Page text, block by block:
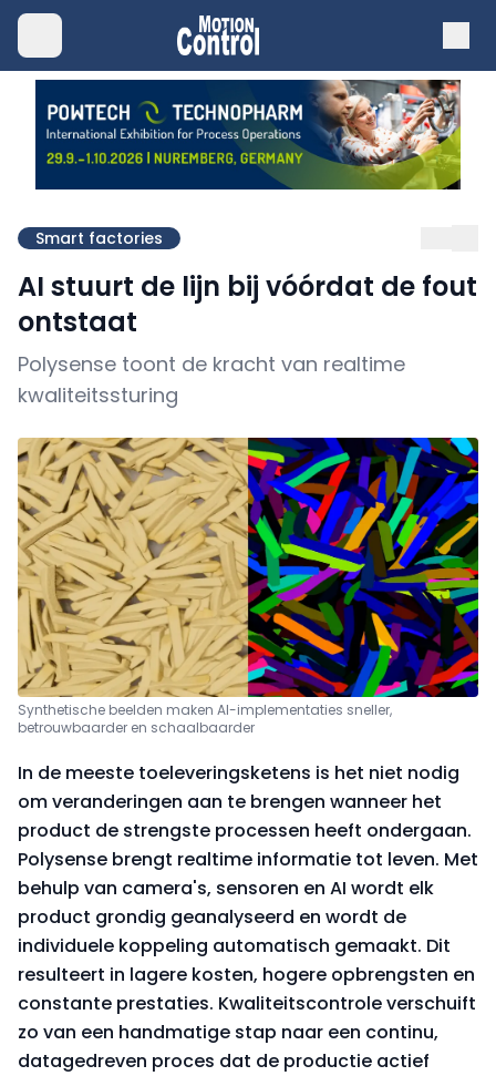
Smart factories
AI stuurt de lijn bij vóórdat de fout
ontstaat
Polysense toont de kracht van realtime
kwaliteitssturing
Synthetische beelden maken AI-implementaties sneller,
betrouwbaarder en schaalbaarder
In de meeste toeleveringsketens is het niet nodig
om veranderingen aan te brengen wanneer het
product de strengste processen heeft ondergaan.
Polysense brengt realtime informatie tot leven. Met
behulp van camera's, sensoren en AI wordt elk
product grondig geanalyseerd en wordt de
individuele koppeling automatisch gemaakt. Dit
resulteert in lagere kosten, hogere opbrengsten en
constante prestaties. Kwaliteitscontrole verschuift
zo van een handmatige stap naar een continu,
datagedreven proces dat de productie actief